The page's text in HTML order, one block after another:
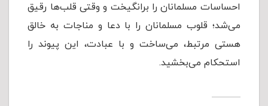
احساسات مسلمانان را برانگیخت و وقتی قلب‌ها رقیق
می‌شد؛ قلوب مسلمانان را با دعا و مناجات به خالق
هستی مرتبط، می‌ساخت و با عبادت، این پیوند را
استحکام می‌بخشید.